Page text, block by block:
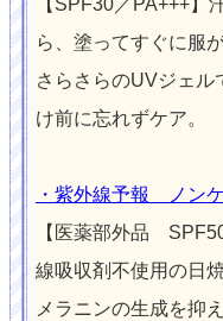
【SPF30／PA+++】
ら、塗ってすぐに服
さらさらのUVジェル
け前に忘れずケア。
・紫外線予報 ノン
【医薬部外品
線吸収剤不使用の日
メラニンの生成を抑